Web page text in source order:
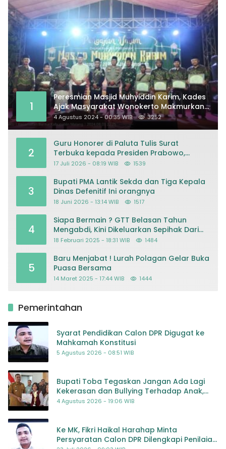
1
Peresmian Masjid Muhyiddin Karim, Kades
Ajak Masyarakat Wonokerto Makmurkan
Masjid
4 Agustus 2024 - 00:35 WIB 3252
2
Guru Honorer di Paluta Tulis Surat
Terbuka kepada Presiden Prabowo,
Mohon Keadilan atas Dugaan
17 Juli 2026 - 08:19 WIB 1539
3
Bupati PMA Lantik Sekda dan Tiga Kepala
Dinas Defenitif Ini orangnya
18 Juni 2026 - 13:14 WIB 1517
4
Siapa Bermain ? GTT Belasan Tahun
Mengabdi, Kini Dikeluarkan Sepihak Dari
Dapodik
18 Februari 2025 - 18:31 WIB 1484
5
Baru Menjabat ! Lurah Polagan Gelar Buka
Puasa Bersama
14 Maret 2025 - 17:44 WIB 1444
Pemerintahan
Syarat Pendidikan Calon DPR Digugat ke
Mahkamah Konstitusi
5 Agustus 2026 - 08:51 WIB
Bupati Toba Tegaskan Jangan Ada Lagi
Kekerasan dan Bullying Terhadap Anak,
Dorong Kolaborasi Seluruh Pihak
4 Agustus 2026 - 19:06 WIB
Ke MK, Fikri Haikal Harahap Minta
Persyaratan Calon DPR Dilengkapi Penilaian